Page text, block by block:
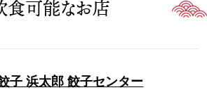
食可能なお店
子 浜太郎 餃子センター